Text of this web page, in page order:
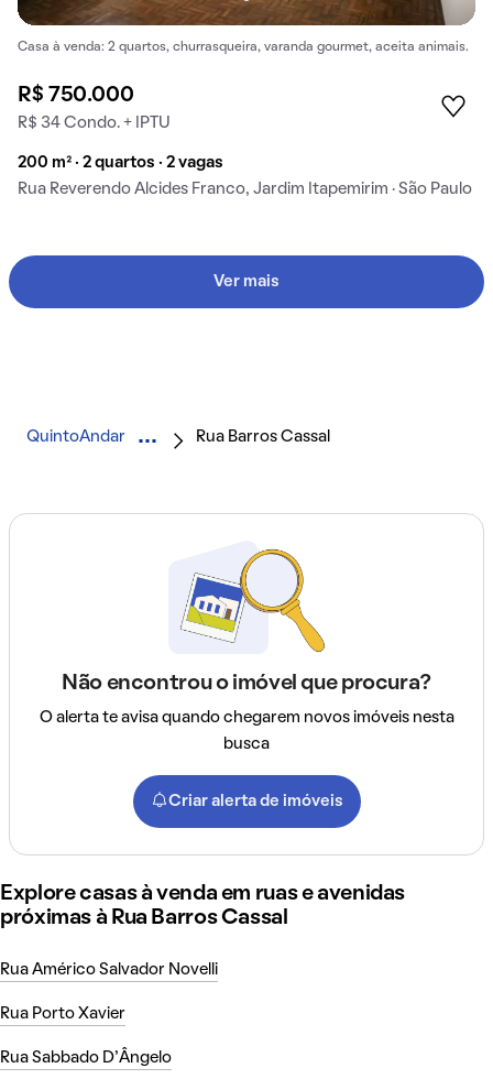
Casa à venda: 2 quartos, churrasqueira, varanda gourmet, aceita animais.
R$ 750.000
R$ 34 Condo. + IPTU
200 m² · 2 quartos · 2 vagas
Rua Reverendo Alcides Franco, Jardim Itapemirim · São Paulo
Ver mais
QuintoAndar Rua Barros Cassal
Não encontrou o imóvel que procura?
O alerta te avisa quando chegarem novos imóveis nesta
busca
Criar alerta de imóveis
Explore casas à venda em ruas e avenidas
próximas à Rua Barros Cassal
Rua Américo Salvador Novelli
Rua Porto Xavier
Rua Sabbado D'Ângelo